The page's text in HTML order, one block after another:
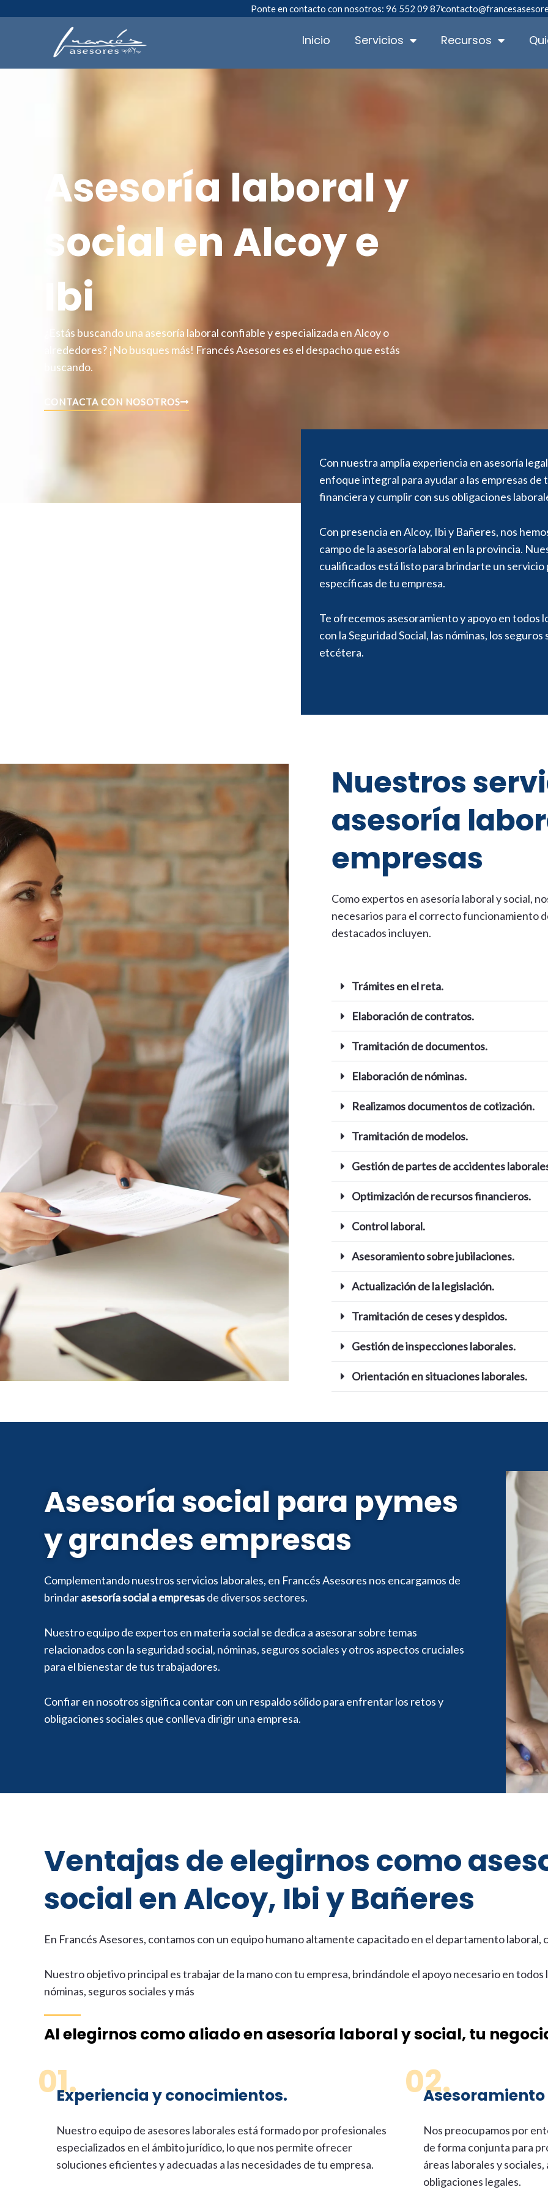
Ponte en contacto con nosotros: 96 552 09 87
Inicio Servicios Recursos
Asesoría laboral y
social en Alcoy e
Ibi
¿Estás buscando una asesoría laboral confiable y especializada en Alcoy o
alrededores? ¡No busques más! Francés Asesores es el despacho que estás
buscando.
CONTACTA CON NOSOTROS
Con nuestra amplia experiencia en asesoría
enfoque integral para ayudar a las empresas
financiera y cumplir con sus obligaciones
Con presencia en Alcoy, Ibi y Bañeres, nos
campo de la asesoría laboral en la provincia.
cualificados está listo para brindarte un
específicas de tu empresa.
Te ofrecemos asesoramiento y apoyo en todos
con la Seguridad Social, las nóminas, los
etcétera.
Nuestros
asesoría
empresas
Comoexpertos en asesoría laboral y social,
necesarios para el correcto funcionamiento
destacados incluyen.
Trámites en el reta.
Elaboración de contratos.
Tramitación de documentos.
Elaboración de nóminas.
Realizamos documentos de cotización.
Tramitación de modelos.
Gestión de partes de accidentes
Optimización de recursos financieros.
Control laboral.
Asesoramiento sobre jubilaciones.
Actualización de la legislación.
Tramitación de ceses y despidos.
Gestión de inspecciones laborales.
Orientación en situaciones laborales.
Asesoría social para pymes
y grandes empresas
Complementando nuestros servicios laborales, en Francés Asesores nos encargamos de
brindarasesoría social a empresasde diversos sectores.
Nuestro equipo de expertos en materia social se dedica a asesorar sobre temas
relacionados con la seguridad social, nóminas, seguros sociales y otros aspectos cruciales
para el bienestar de tus trabajadores.
Confiar en nosotros significa contar con un respaldo sólido para enfrentar los retos y
obligaciones sociales que conlleva dirigir una empresa.
Ventajas de elegirnos como
social en Alcoy, Ibi y Bañeres
En Francés Asesores, contamos con un equipo humano altamente capacitado en el departamento laboral,
Nuestro objetivo principal es trabajar de la mano con tu empresa, brindándole el apoyo necesario en
nóminas, seguros sociales y más
Al elegirnos como aliado en asesoría laboral y social, tu
01.Experiencia y conocimientos.
Nuestro equipo de asesores laborales está formado por profesionales
especializados en el ámbito jurídico, lo que nos permite ofrecer
soluciones eficientes y adecuadas a las necesidades de tu empresa.
02.
Nos preocupamos por
de forma conjunta para
áreas laborales y
obligaciones legales.